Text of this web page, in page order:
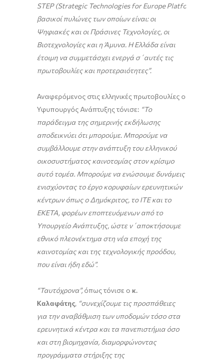
STEP(Strategic Technologies for Europe Platform
βασικοί πυλώνες των οποίων είναι: οι
Ψηφιακές και οι Πράσινες Τεχνολογίες, οι
Βιοτεχνολογίες και η Άμυνα. Η Ελλάδα είναι
έτοιμη να συμμετάσχει ενεργά σ΄αυτές τις
πρωτοβουλίες και προτεραιότητες”.
Αναφερόμενος στις ελληνικές πρωτοβουλίες ο
Υφυπουργός Ανάπτυξης τόνισε: “Το
παράδειγμα της σημερινής εκδήλωσης
αποδεικνύει ότι μπορούμε. Μπορούμε να
συμβάλλουμε στην ανάπτυξη του ελληνικού
οικοσυστήματος καινοτομίας στον κρίσιμο
αυτό τομέα. Μπορούμε να ενώσουμε δυνάμεις
ενισχύοντας το έργο κορυφαίων ερευνητικών
κέντρων όπως ο Δημόκριτος, το ΙΤΕ και το
ΕΚΕΤΑ, φορέων εποπτευόμενων από το
Υπουργείο Ανάπτυξης, ώστε ν΄αποκτήσουμε
εθνικό πλεονέκτημα στη νέα εποχή της
καινοτομίας και της τεχνολογικής προόδου,
που είναι ήδη εδώ”.
“Ταυτόχρονα”,όπως τόνισε ο κ.
Καλαφάτης, “συνεχίζουμε τις προσπάθειες
για την αναβάθμιση των υποδομών τόσο στα
ερευνητικά κέντρα και τα πανεπιστήμια όσο
και στη βιομηχανία, διαμορφώνοντας
προγράμματα στήριξης της